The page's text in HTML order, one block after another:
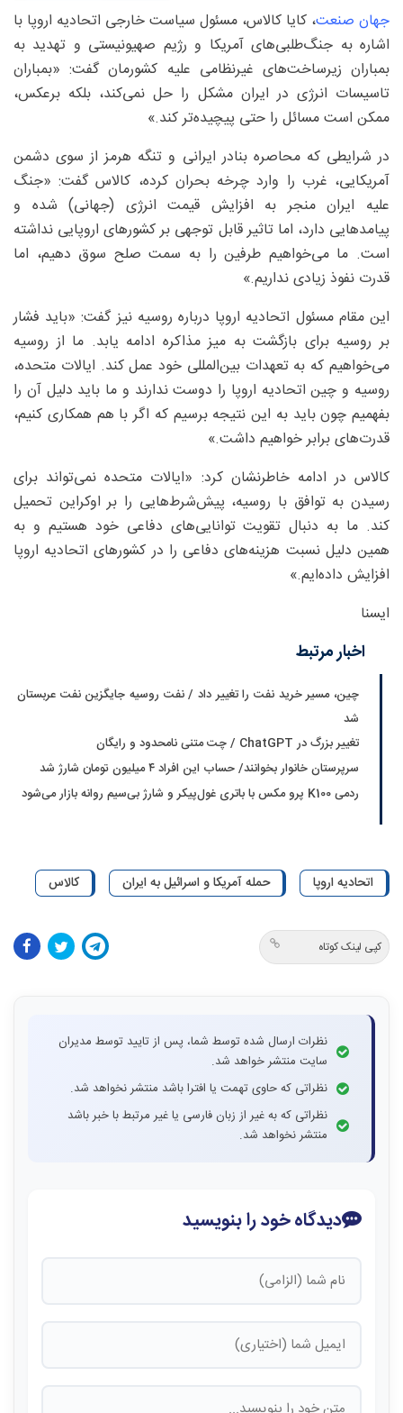
جهان صنعت، کایا کالاس، مسئول سیاست خارجی اتحادیه اروپا با
اشاره به جنگ‌طلبی‌های آمریکا و رژیم صهیونیستی و تهدید به
بمباران‌ زیرساخت‌های غیرنظامی علیه کشورمان گفت: «بمباران
تاسیسات انرژی در ایران مشکل را حل نمی‌کند، بلکه برعکس،
ممکن است مسائل را حتی پیچیده‌تر کند.»
در شرایطی که محاصره بنادر ایرانی و تنگه هرمز از سوی دشمن
آمریکایی، غرب را وارد چرخه بحران کرده، کالاس گفت: «جنگ
علیه ایران منجر به افزایش قیمت انرژی (جهانی) شده و
پیامدهایی دارد، اما تاثیر قابل توجهی بر کشورهای اروپایی نداشته
است. ما می‌خواهیم طرفین را به سمت صلح سوق دهیم، اما
قدرت نفوذ زیادی نداریم.»
این مقام مسئول اتحادیه اروپا درباره روسیه نیز گفت: «باید فشار
بر روسیه برای بازگشت به میز مذاکره ادامه یابد. ما از روسیه
می‌خواهیم که به تعهدات بین‌المللی خود عمل کند. ایالات متحده،
روسیه و چین اتحادیه اروپا را دوست ندارند و ما باید دلیل آن را
بفهمیم چون باید به این نتیجه برسیم که اگر با هم همکاری کنیم،
قدرت‌های برابر خواهیم داشت.»
کالاس در ادامه خاطرنشان کرد: «ایالات متحده نمی‌تواند برای
رسیدن به توافق با روسیه، پیش‌شرط‌هایی را بر اوکراین تحمیل
کند. ما به دنبال تقویت توانایی‌های دفاعی خود هستیم و به
همین دلیل نسبت هزینه‌های دفاعی را در کشورهای اتحادیه اروپا
افزایش داده‌ایم.»
ایسنا
اخبار مرتبط
چین، مسیر خرید نفت را تغییر داد / نفت روسیه جایگزین نفت عربستان
شد
تغییر بزرگ در ChatGPT / چت متنی نامحدود و رایگان
سرپرستان خانوار بخوانند/ حساب این افراد ۴ میلیون تومان شارژ شد
ردمی K100 پرو مکس با باتری غول‌پیکر و شارژ بی‌سیم روانه بازار می‌شود
اتحادیه اروپا حمله آمریکا و اسرائیل به ایران کالاس
کپی لینک کوتاه
نظرات ارسال شده توسط شما، پس از تایید توسط مدیران
سایت منتشر خواهد شد.
نظراتی که حاوی تهمت یا افترا باشد منتشر نخواهد شد.
نظراتی که به غیر از زبان فارسی یا غیر مرتبط با خبر باشد
منتشر نخواهد شد.
دیدگاه خود را بنویسید